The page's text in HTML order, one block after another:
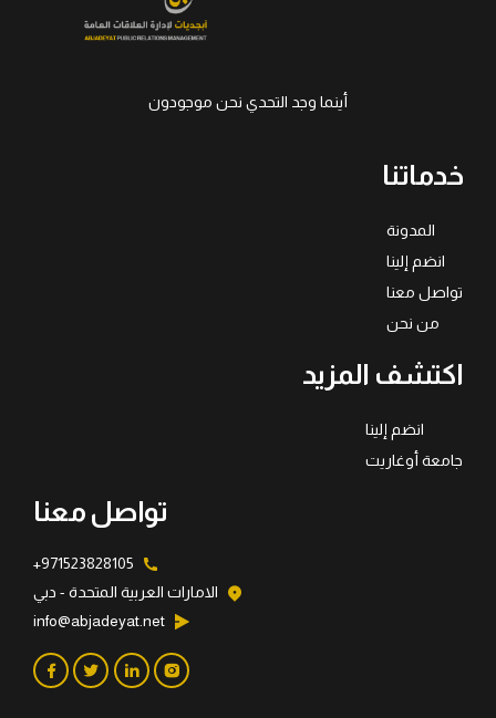
أينما وجد التحدي نحن موجودون
خدماتنا
المدونة
انضم إلينا
تواصل معنا
من نحن
اكتشف المزيد
انضم إلينا
جامعة أوغاريت
تواصل معنا
971523828105+
الامارات العربية المتحدة - دبي
info@abjadeyat.net